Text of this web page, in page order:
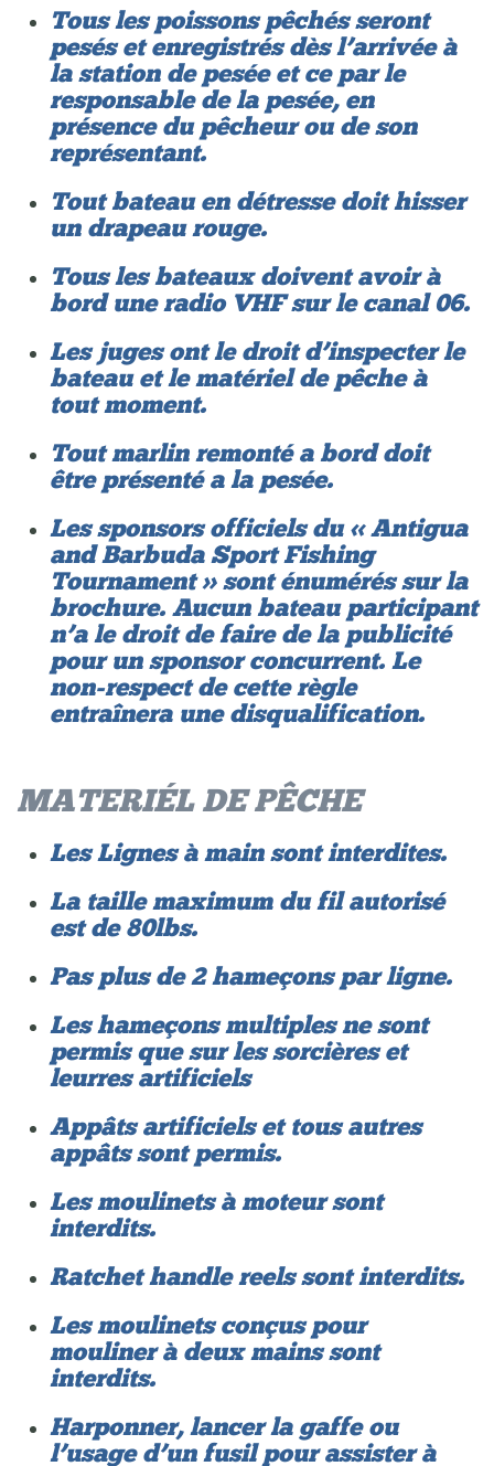
Tous les poissons pêchés seront
pesés et enregistrés dès l’arrivée à
la station de pesée et ce par le
responsable de la pesée, en
présence du pêcheur ou de son
représentant.
Tout bateau en détresse doit hisser
un drapeau rouge.
Tous les bateaux doivent avoir à
bord une radio VHF sur le canal 06.
Les juges ont le droit d’inspecter le
bateau et le matériel de pêche à
tout moment.
Tout marlin remonté a bord doit
être présenté a la pesée.
Les sponsors officiels du « Antigua
and Barbuda Sport Fishing
Tournament » sont énumérés sur la
brochure. Aucun bateau participant
n’a le droit de faire de la publicité
pour un sponsor concurrent. Le
non-respect de cette règle
entraînera une disqualification.
MATERIÉL DE PÊCHE
Les Lignes à main sont interdites.
La taille maximum du fil autorisé
est de 80lbs.
Pas plus de 2 hameçons par ligne.
Les hameçons multiples ne sont
permis que sur les sorcières et
leurres artificiels
Appâts artificiels et tous autres
appâts sont permis.
Les moulinets à moteur sont
interdits.
Ratchet handle reels sont interdits.
Les moulinets conçus pour
mouliner à deux mains sont
interdits.
Harponner, lancer la gaffe ou
l’usage d’un fusil pour assister à